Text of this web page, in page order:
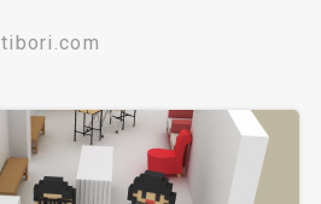
tibori.com